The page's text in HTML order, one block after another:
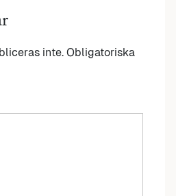
inte. Obligatoriska